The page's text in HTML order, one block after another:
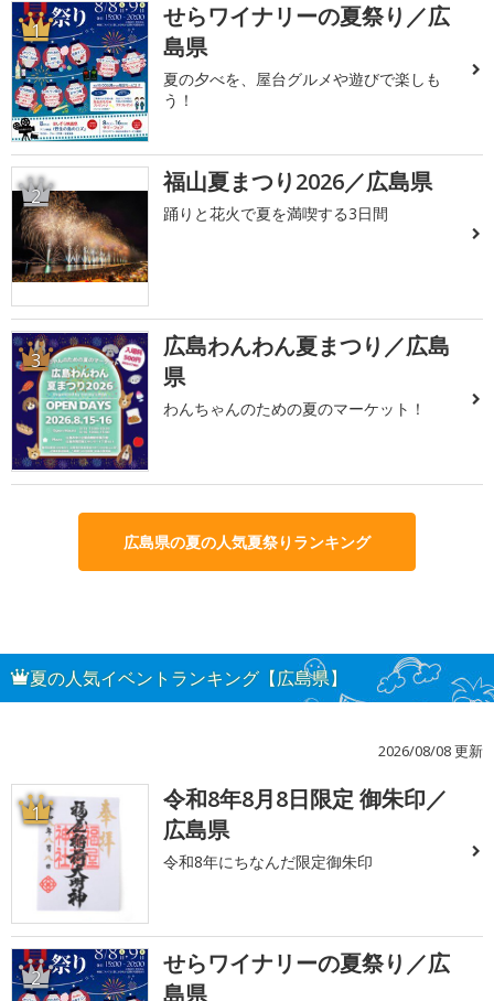
1
せらワイナリーの夏祭り／広
島県
夏の夕べを、屋台グルメや遊びで楽しも
う！
2 福山夏まつり2026／広島県
踊りと花火で夏を満喫する3日間
3
広島わんわん夏まつり／広島
県
わんちゃんのための夏のマーケット！
広島県の夏の人気夏祭りランキング
夏の人気イベントランキング【広島県】
2026/08/08 更新
1
令和8年8月8日限定 御朱印／
広島県
令和8年にちなんだ限定御朱印
2
せらワイナリーの夏祭り／広
島県